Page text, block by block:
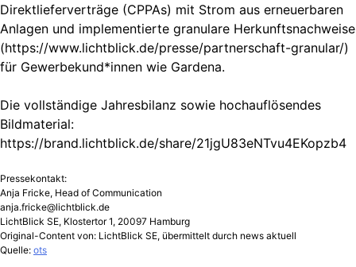
Direktlieferverträge (CPPAs) mit Strom aus erneuerbaren
Anlagen und implementierte granulare Herkunftsnachweise
(https://www.lichtblick.de/presse/partnerschaft-granular/)
für Gewerbekund*innen wie Gardena.
Die vollständige Jahresbilanz sowie hochauflösendes
Bildmaterial:
https://brand.lichtblick.de/share/21jgU83eNTvu4EKopzb4
Pressekontakt:
Anja Fricke, Head of Communication
anja.fricke@lichtblick.de
LichtBlick SE, Klostertor 1, 20097 Hamburg
Original-Content von: LichtBlick SE, übermittelt durch news aktuell
Quelle: ots